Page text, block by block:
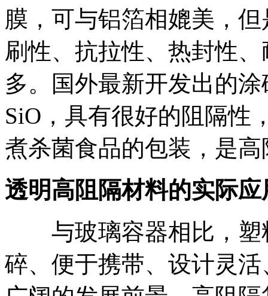
膜，可与铝箔相媲美，
刷性、抗拉性、热封性
多。国外最新开发出的
SiO，具有很好的阻隔性
煮杀菌食品的包装，是
透明高阻隔材料的实际应
与玻璃容器相比，塑
碎、便于携带、设计灵